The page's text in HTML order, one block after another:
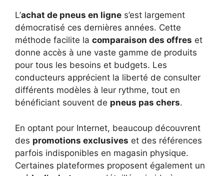
L’achat de pneus en ligne s’est largement
démocratisé ces dernières années. Cette
méthode facilite la comparaison des offres et
donne accès à une vaste gamme de produits
pour tous les besoins et budgets. Les
conducteurs apprécient la liberté de consulter
différents modèles à leur rythme, tout en
bénéficiant souvent de pneus pas chers.
En optant pour Internet, beaucoup découvrent
des promotions exclusives et des références
parfois indisponibles en magasin physique.
Certaines plateformes proposent également un